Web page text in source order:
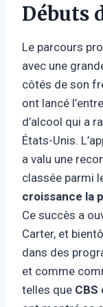
Débuts
Le parcours
avec une
côtés de son
ont lancé
d’alcool qui a
États-Unis.
a valu une
classée parmi
croissance la
Ce succès a
Carter, et
dans des
et comme
telles que CBS